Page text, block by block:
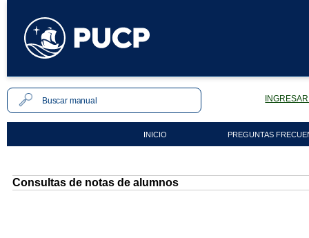
INICIO PREGUNTAS
Consultas de notas de alumnos